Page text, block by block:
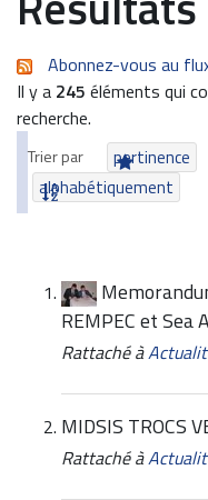
Abonnez-vous au
Il y a 245 éléments qui
recherche.
Trier par pertinence
alphabétiquement
REMPEC et Sea
Rattaché à
MIDSIS TROCS
Rattaché à